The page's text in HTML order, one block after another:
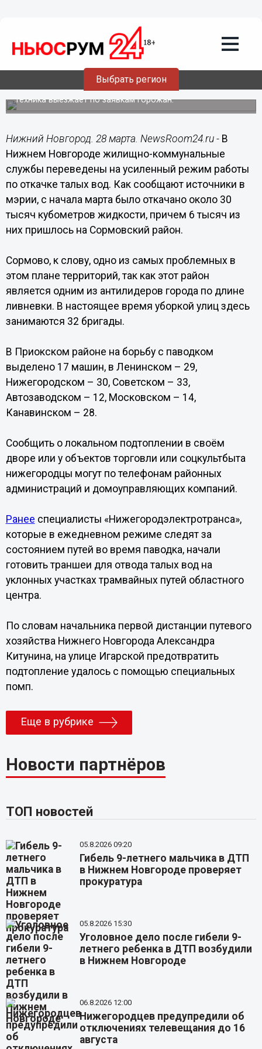
Выбрать регион
Службы ЖКХ откачали в Нижнем
Новгороде около 30 тысяч кубометров
Техника выезжает по заявкам горожан.
Нижний Новгород. 28 марта. NewsRoom24.ru - В
Нижнем Новгороде жилищно-коммунальные
службы переведены на усиленный режим работы
по откачке талых вод. Как сообщают источники в
мэрии, с начала марта было откачано около 30
тысяч кубометров жидкости, причем 6 тысяч из
них пришлось на Сормовский район.
Сормово, к слову, одно из самых проблемных в
этом плане территорий, так как этот район
является одним из антилидеров города по длине
ливневки. В настоящее время уборкой улиц здесь
занимаются 32 бригады.
В Приокском районе на борьбу с паводком
выделено 17 машин, в Ленинском – 29,
Нижегородском – 30, Советском – 33,
Автозаводском – 12, Московском – 14,
Канавинском – 28.
Сообщить о локальном подтоплении в своём
дворе или у объектов торговли или соцкультбыта
нижегородцы могут по телефонам районных
администраций и домоуправляющих компаний.
Ранее специалисты «Нижегородэлектротранса»,
которые в ежедневном режиме следят за
состоянием путей во время паводка, начали
готовить траншеи для отвода талых вод на
уклонных участках трамвайных путей областного
центра.
По словам начальника первой дистанции путевого
хозяйства Нижнего Новгорода Александра
Китунина, на улице Игарской предотвратить
подтопление удалось с помощью специальных
помп.
Еще в рубрике
Новости партнёров
ТОП новостей
05.8.2026 09:20
Гибель 9-летнего мальчика в ДТП
в Нижнем Новгороде проверяет
прокуратура
05.8.2026 15:30
Уголовное дело после гибели 9-
летнего ребенка в ДТП возбудили
в Нижнем Новгороде
06.8.2026 12:00
Нижегородцев предупредили об
отключениях телевещания до 16
августа